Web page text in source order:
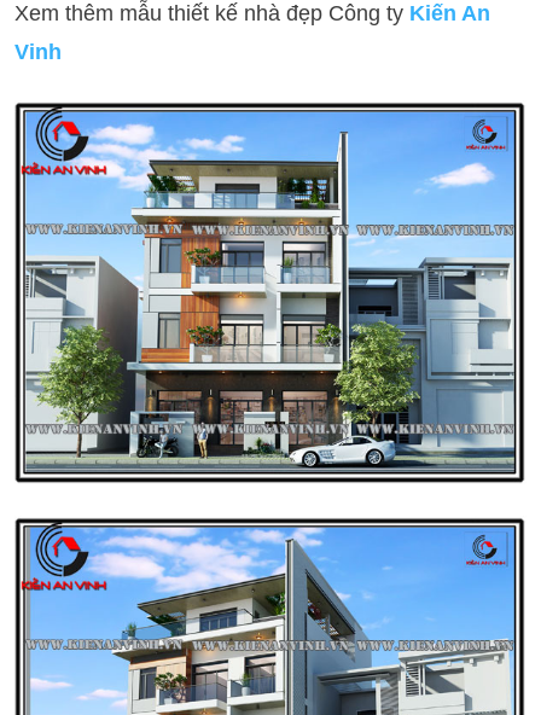
Xem thêm mẫu thiết kế nhà đẹp Công ty Kiến An
Vinh